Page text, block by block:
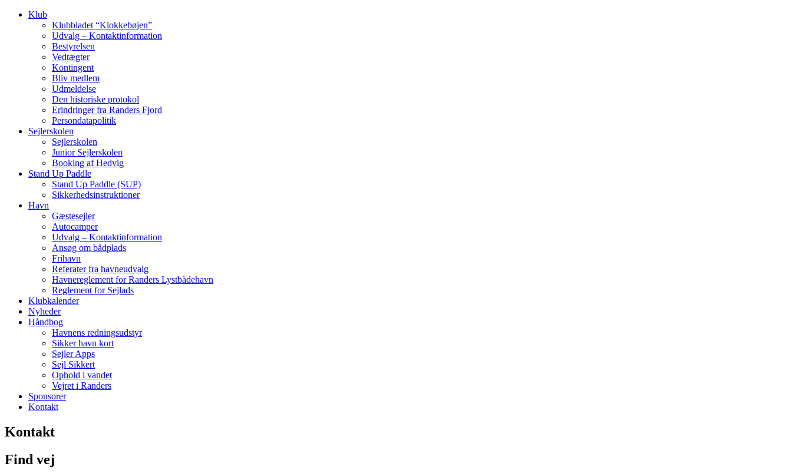
Klub
Klubbladet “Klokkebøjen”
Udvalg – Kontaktinformation
Bestyrelsen
Vedtægter
Kontingent
Bliv medlem
Udmeldelse
Den historiske protokol
Erindringer fra Randers Fjord
Persondatapolitik
Sejlerskolen
Sejlerskolen
Junior Sejlerskolen
Booking af Hedvig
Stand Up Paddle
Stand Up Paddle (SUP)
Sikkerhedsinstruktioner
Havn
Gæstesejler
Autocamper
Udvalg – Kontaktinformation
Ansøg om bådplads
Frihavn
Referater fra havneudvalg
Havnereglement for Randers Lystbådehavn
Reglement for Sejlads
Klubkalender
Nyheder
Håndbog
Havnens redningsudstyr
Sikker havn kort
Sejler Apps
Sejl Sikkert
Ophold i vandet
Vejret i Randers
Sponsorer
Kontakt
Kontakt
Find vej